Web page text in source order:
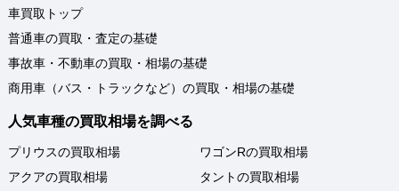
車買取トップ
普通車の買取・査定の基礎
事故車・不動車の買取・相場の基礎
商用車（バス・トラックなど）の買取・相場の基礎
人気車種の買取相場を調べる
プリウスの買取相場
アクアの買取相場
ワゴンRの買取相場
タントの買取相場